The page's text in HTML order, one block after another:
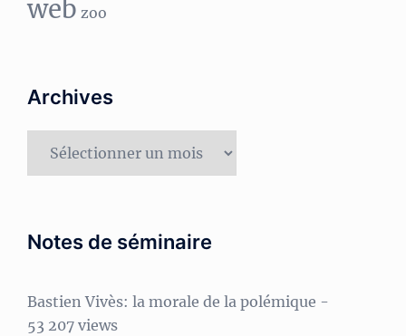
web zoo
Archives
Archives
Notes de séminaire
Bastien Vivès: la morale de la polémique -
53 207 views